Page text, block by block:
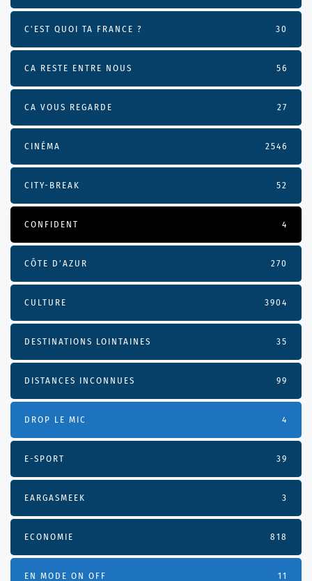
C'EST QUOI TA FRANCE ? 30
CA RESTE ENTRE NOUS 56
CA VOUS REGARDE 27
CINÉMA 2546
CITY-BREAK 52
CONFIDENT 4
CÔTE D’AZUR 270
CULTURE 3904
DESTINATIONS LOINTAINES 35
DISTANCES INCONNUES 99
DROP LE MIC 4
E-SPORT 39
EARGASMEEK 3
ECONOMIE 818
EN MODE ON OFF 11